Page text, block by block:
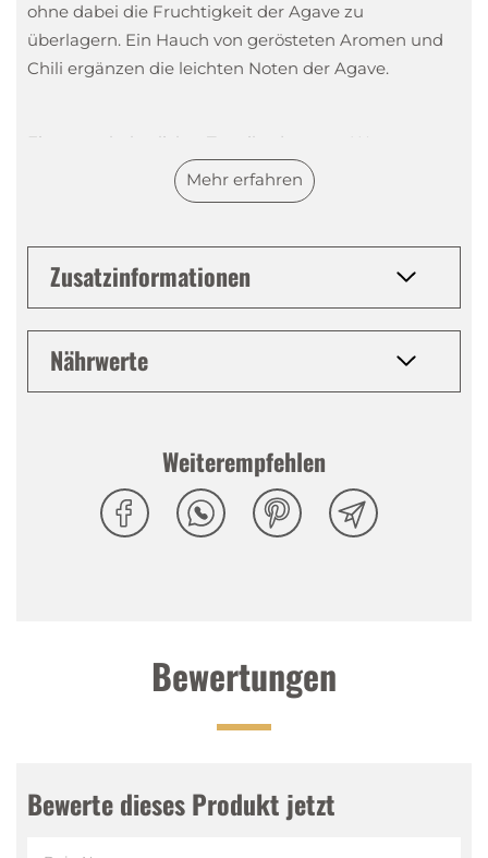
ohne dabei die Fruchtigkeit der Agave zu
überlagern. Ein Hauch von gerösteten Aromen und
Chili ergänzen die leichten Noten der Agave.
Ein unnachahmlicher Tequila, der neue Wege
beschreitet und sich durch eine hervorragende
Mixability auszeichnet. Jeder Tequila Cocktail wird
Sierra Tequila Milenario Fumado eignet sich natürlich
Tequila-Cocktails
einen "Smoke the basil
eine einzigartig rauchige Note verleiht.
fruchtig-rauchigem Geschmack
Mehr erfahren
Zusatzinformationen
Nährwerte
Weiterempfehlen
Bewertungen
Bewerte dieses Produkt jetzt